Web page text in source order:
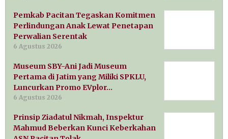
Pemkab Pacitan Tegaskan Komitmen
Perlindungan Anak Lewat Penetapan
Perwalian Serentak
6 Agustus 2026
Museum SBY-Ani Jadi Museum
Pertama di Jatim yang Miliki SPKLU,
Luncurkan Promo EVplor…
6 Agustus 2026
Prinsip Ziadatul Nikmah, Inspektur
Mahmud Beberkan Kunci Keberkahan